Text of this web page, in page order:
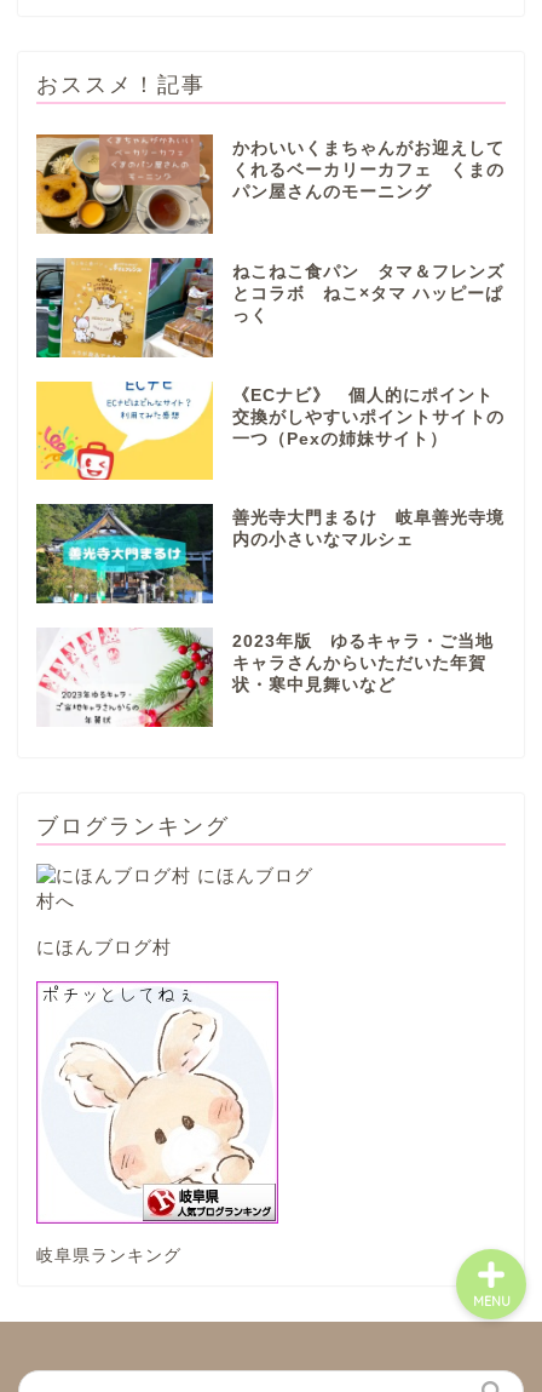
おススメ！記事
かわいいくまちゃんがお迎えして
くれるベーカリーカフェ くまの
パン屋さんのモーニング
ねこねこ食パン タマ＆フレンズ
とコラボ ねこ×タマ ハッピーぱ
っく
《ECナビ》 個人的にポイント
交換がしやすいポイントサイトの
一つ（Pexの姉妹サイト）
善光寺大門まるけ 岐阜善光寺境
内の小さいなマルシェ
2023年版 ゆるキャラ・ご当地
キャラさんからいただいた年賀
状・寒中見舞いなど
ブログランキング
にほんブログ村
岐阜県ランキング
MENU
関ケ原市
神戸町
中濃地域
美濃市